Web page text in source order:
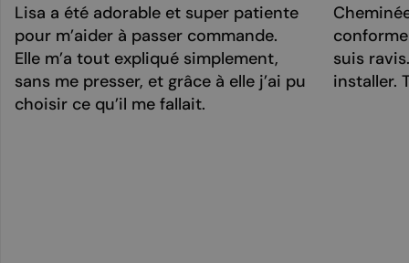
Lisa a été adorable et super patiente
pour m’aider à passer commande.
Elle m’a tout expliqué simplement,
sans me presser, et grâce à elle j’ai pu
choisir ce qu’il me fallait.
suis
installer.